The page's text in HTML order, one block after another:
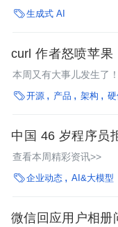
生成式 AI
curl 作者怒喷苹
摸鱼员工，网友急
本周又有大事儿发生了！
开源 产品 架构
中国 46 岁程序员
书被疑“偷”原画
查看本周精彩资讯>>
企业动态 AI&大模型
微信回应用户相册